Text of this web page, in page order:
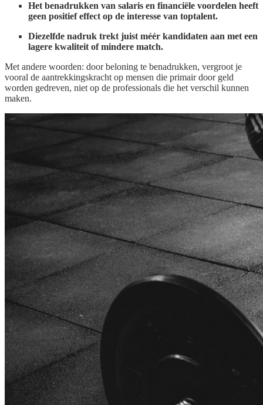
Het benadrukken van salaris en financiële voordelen heeft
geen positief effect op de interesse van toptalent.
Diezelfde nadruk trekt juist méér kandidaten aan met een
lagere kwaliteit of mindere match.
Met andere woorden: door beloning te benadrukken, vergroot je
vooral de aantrekkingskracht op mensen die primair door geld
worden gedreven, niet op de professionals die het verschil kunnen
maken.